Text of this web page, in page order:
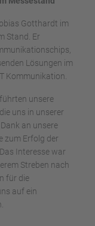
Gotthardt im
Stand. Er
Lösungen im
Kommunikation.
unsere
uns in unserer
an unsere
zum Erfolg der
Interesse war
Streben nach
für die
auf ein